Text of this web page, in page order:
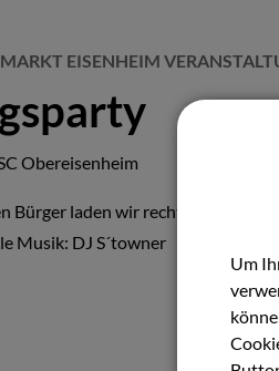
MARKT EISENHEIM
Obereisenheim
Bürger laden wir recht herzlich zu
Musik: DJ S´towner
Um